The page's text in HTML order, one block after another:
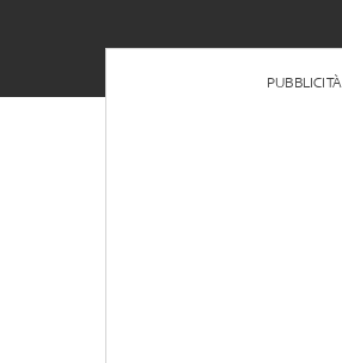
PUBBLICITÀ